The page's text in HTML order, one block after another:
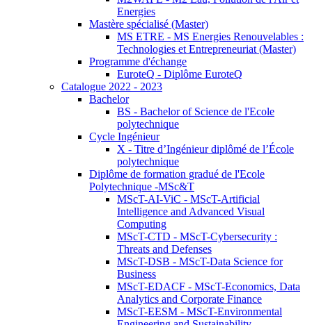
Energies
Mastère spécialisé (Master)
MS ETRE - MS Energies Renouvelables :
Technologies et Entrepreneuriat (Master)
Programme d'échange
EuroteQ - Diplôme EuroteQ
Catalogue 2022 - 2023
Bachelor
BS - Bachelor of Science de l'Ecole
polytechnique
Cycle Ingénieur
X - Titre d’Ingénieur diplômé de l’École
polytechnique
Diplôme de formation gradué de l'Ecole
Polytechnique -MSc&T
MScT-AI-ViC - MScT-Artificial
Intelligence and Advanced Visual
Computing
MScT-CTD - MScT-Cybersecurity :
Threats and Defenses
MScT-DSB - MScT-Data Science for
Business
MScT-EDACF - MScT-Economics, Data
Analytics and Corporate Finance
MScT-EESM - MScT-Environmental